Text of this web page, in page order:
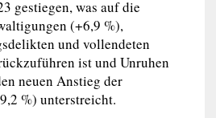
gestiegen, was auf die
(+6,9 %),
und vollendeten
ist und Unruhen
neuen Anstieg der
%) unterstreicht.